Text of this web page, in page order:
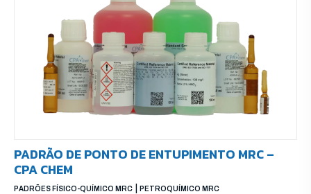
PADRÃO DE PONTO DE ENTUPIMENTO MRC –
CPA CHEM
PADRÕES FÍSICO-QUÍMICO MRC PETROQUÍMICO MRC